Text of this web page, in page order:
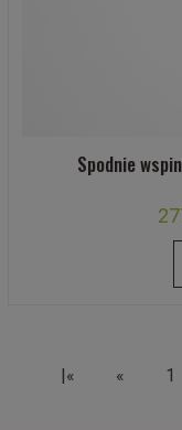
Spodnie
|« « 1